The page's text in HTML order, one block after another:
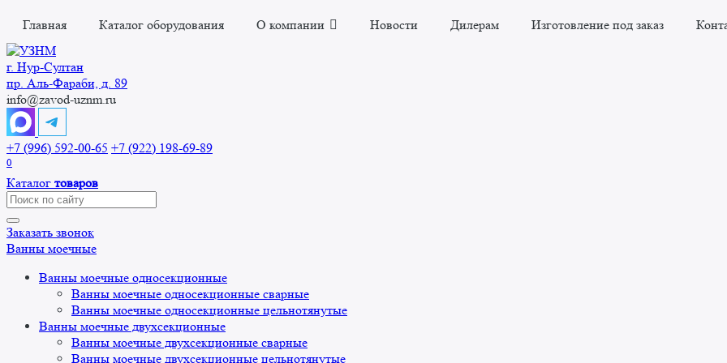
содержанию
Главная Каталог оборудования О компании Новости Дилерам Изготовление под заказ
г. Нур-Cултан
пр. Аль-Фараби, д. 89
info@zavod-uznm.ru
+7 (996) 592-00-65 +7 (922) 198-69-89
0
Каталог товаров
Search
for:
Заказать звонок
Ванны моечные
Ванны моечные односекционные
Ванны моечные односекционные сварные
Ванны моечные односекционные цельнотянутые
Ванны моечные двухсекционные
Ванны моечные двухсекционные сварные
Ванны моечные двухсекционные цельнотянутые